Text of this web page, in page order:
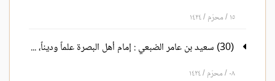
١٥ / محرّم / ١٤٢٤
(30) سعيد بن عامر الضبعي : إمام أهل البصرة علماً وديناً، من شيوخ ا لإمام أحمد
٠٨ / محرّم / ١٤٢٤